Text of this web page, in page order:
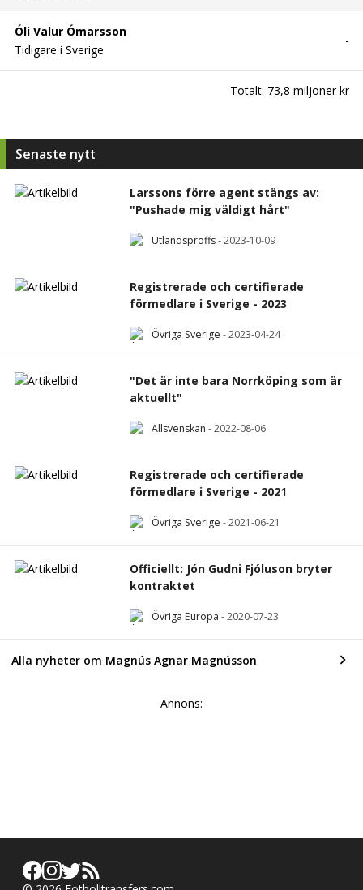
Óli Valur Ómarsson
Tidigare i Sverige
-
Totalt: 73,8 miljoner kr
Senaste nytt
Larssons förre agent stängs av:
"Pushade mig väldigt hårt"
Utlandsproffs -2023-10-09
Registrerade och certifierade
förmedlare i Sverige - 2023
Övriga Sverige -2023-04-24
"Det är inte bara Norrköping som är
aktuellt"
Allsvenskan -2022-08-06
Registrerade och certifierade
förmedlare i Sverige - 2021
Övriga Sverige -2021-06-21
Officiellt: Jón Gudni Fjóluson bryter
kontraktet
Övriga Europa -2020-07-23
Alla nyheter om Magnús Agnar Magnússon
Annons: